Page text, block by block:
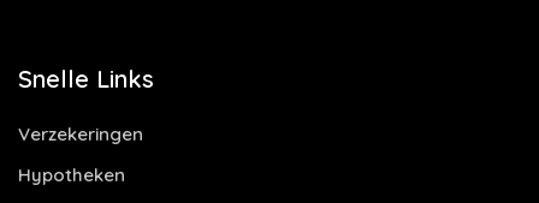
Snelle Links
Verzekeringen
Hypotheken